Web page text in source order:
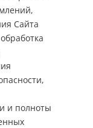
Сайта
и полноты